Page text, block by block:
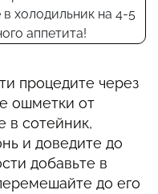
процедите через
ошметки от
в сотейник,
и доведите до
добавьте в
до его